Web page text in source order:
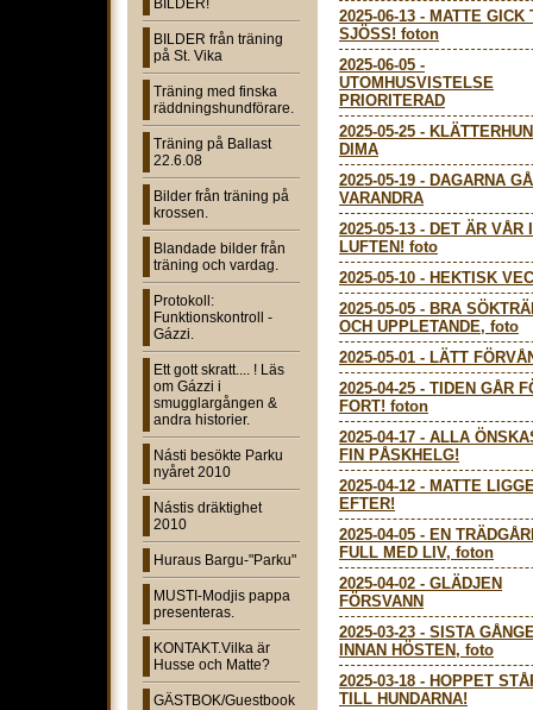
BILDER!
BILDER från träning
på St. Vika
Träning med finska
räddningshundförare.
Träning på Ballast
22.6.08
Bilder från träning på
krossen.
Blandade bilder från
träning och vardag.
Protokoll:
Funktionskontroll -
Gázzi.
Ett gott skratt.... ! Läs
om Gázzi i
smugglargången &
andra historier.
Násti besökte Parku
nyåret 2010
Nástis dräktighet
2010
Huraus Bargu-"Parku"
MUSTI-Modjis pappa
presenteras.
KONTAKT.Vilka är
Husse och Matte?
GÄSTBOK/Guestbook
2025-06-13 - MATTE GICK
SJÖSS! foton
2025-06-05 -
UTOMHUSVISTELSE
PRIORITERAD
2025-05-25 -
DIMA
2025-05-19 - DAGARNA
VARANDRA
2025-05-13 - DET ÄR VÅR I
LUFTEN! foto
2025-05-10 - HEKTISK
2025-05-05 - BRA
OCH UPPLETANDE, foto
2025-05-01 - LÄTT
2025-04-25 - TIDEN GÅR
FORT! foton
2025-04-17 - ALLA
FIN PÅSKHELG!
2025-04-12 - MATTE
EFTER!
2025-04-05 - EN
FULL MED LIV, foton
2025-04-02 - GLÄDJEN
FÖRSVANN
2025-03-23 - SISTA
INNAN HÖSTEN, foto
2025-03-18 - HOPPET
TILL HUNDARNA!